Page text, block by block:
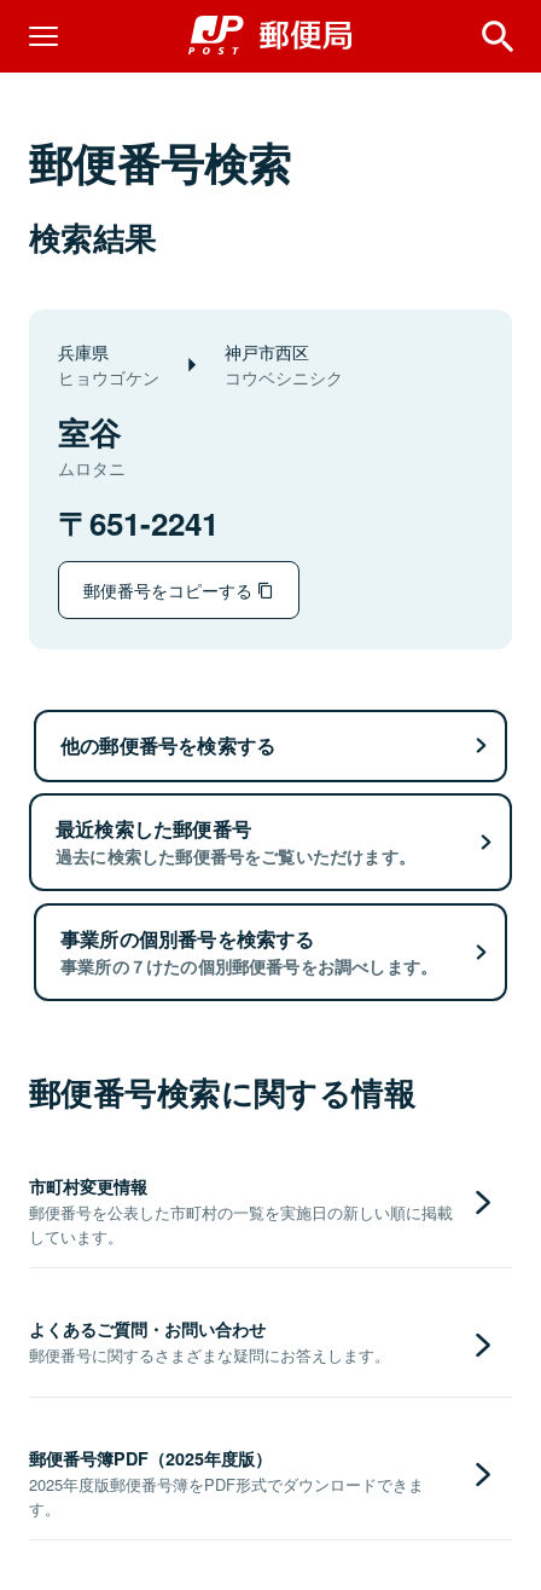
郵便番号検索
検索結果
兵庫県
ヒョウゴケン
神戸市西区
コウベシニシク
室谷
ムロタニ
651-2241
郵便番号をコピーする
他の郵便番号を検索する
最近検索した郵便番号
過去に検索した郵便番号をご覧いただけます。
事業所の個別番号を検索する
事業所の７けたの個別郵便番号をお調べします。
郵便番号検索に関する情報
市町村変更情報
郵便番号を公表した市町村の一覧を実施日の新しい順に掲載
しています。
よくあるご質問・お問い合わせ
郵便番号に関するさまざまな疑問にお答えします。
郵便番号簿PDF（2025年度版）
2025年度版郵便番号簿をPDF形式でダウンロードできま
す。